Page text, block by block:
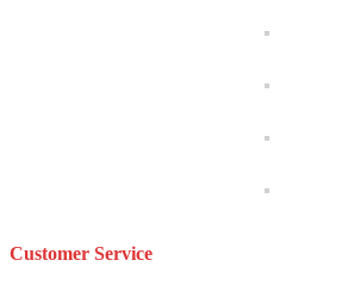
Customer Service